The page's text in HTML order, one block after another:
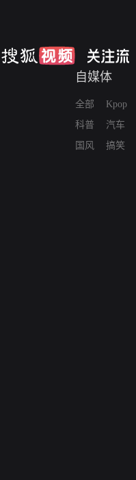
自媒体
全部
科普
国风
Kpop
汽车
搞笑